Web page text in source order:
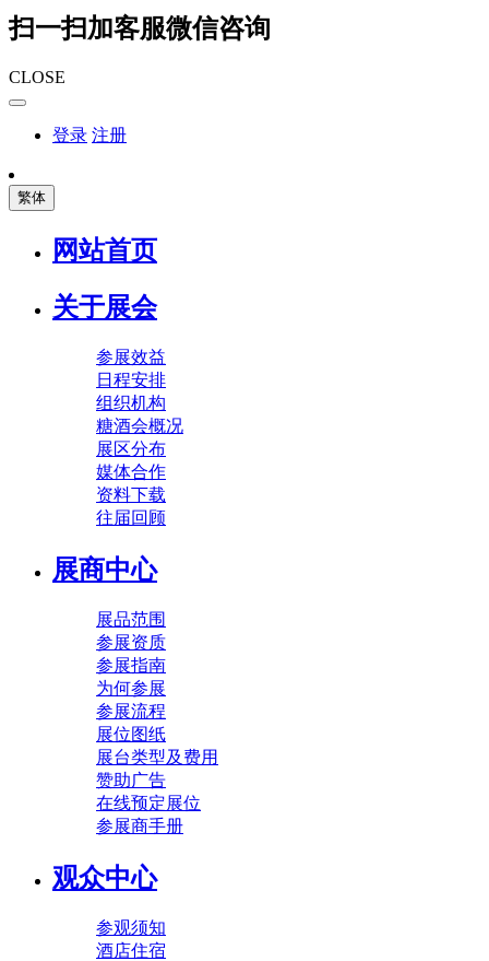
扫一扫加客服微信咨询
CLOSE
登录 注册
繁体
网站首页
关于展会
参展效益
日程安排
组织机构
糖酒会概况
展区分布
媒体合作
资料下载
往届回顾
展商中心
展品范围
参展资质
参展指南
为何参展
参展流程
展位图纸
展台类型及费用
赞助广告
在线预定展位
参展商手册
观众中心
参观须知
酒店住宿